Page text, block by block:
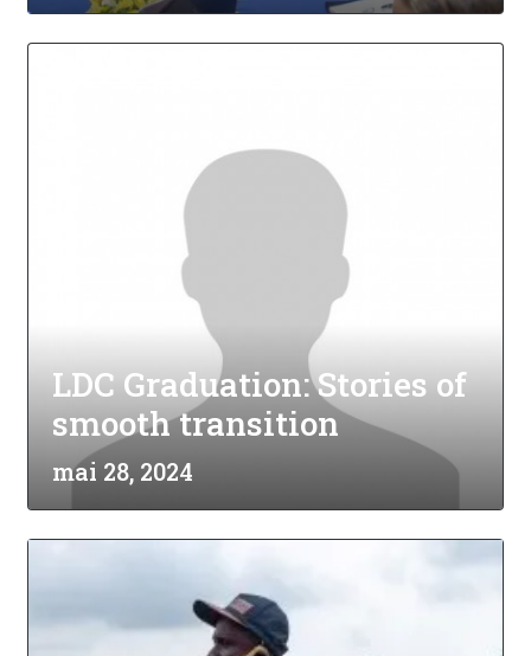
LDC Graduation: Stories of
smooth transition
mai 28, 2024